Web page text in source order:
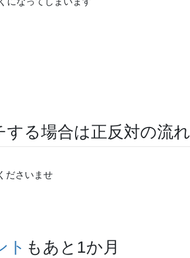
る場合は正反対の流れ
ださいませ
ト もあと1か月